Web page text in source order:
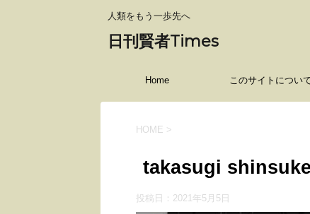
人類をもう一歩先へ
日刊賢者Times
Home このサイトについ
HOME >
takasugi shinsuke
投稿日： 2021年5月5日